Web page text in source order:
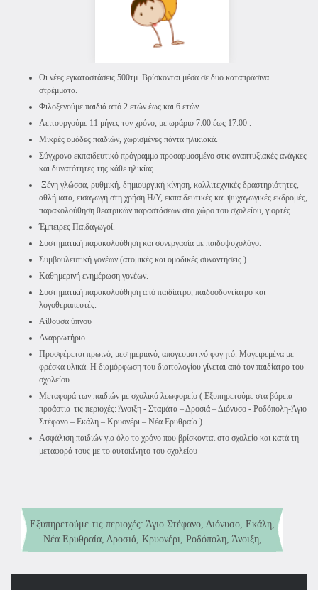
Οι νέες εγκαταστάσεις 500τμ. Βρίσκονται μέσα σε δυο καταπράσινα
στρέμματα.
Φιλοξενούμε παιδιά από 2 ετών έως και 6 ετών.
Λειτουργούμε 11 μήνες τον χρόνο, με ωράριο 7:00 έως 17:00 .
Μικρές ομάδες παιδιών, χωρισμένες πάντα ηλικιακά.
Σύγχρονο εκπαιδευτικό πρόγραμμα προσαρμοσμένο στις αναπτυξιακές ανάγκες
και δυνατότητες της κάθε ηλικίας
Ξένη γλώσσα, ρυθμική, δημιουργική κίνηση, καλλιτεχνικές δραστηριότητες,
αθλήματα, εισαγωγή στη χρήση Η/Υ, εκπαιδευτικές και ψυχαγωγικές εκδρομές,
παρακολούθηση θεατρικών παραστάσεων στο χώρο του σχολείου, γιορτές.
Έμπειρες Παιδαγωγοί.
Συστηματική παρακολούθηση και συνεργασία με παιδοψυχολόγο.
Συμβουλευτική γονέων (ατομικές και ομαδικές συναντήσεις )
Καθημερινή ενημέρωση γονέων.
Συστηματική παρακολούθηση από παιδίατρο, παιδοοδοντίατρο και
λογοθεραπευτές.
Αίθουσα ύπνου
Αναρρωτήριο
Προσφέρεται πρωινό, μεσημεριανό, απογευματινό φαγητό. Μαγειρεμένα με
φρέσκα υλικά. Η διαμόρφωση του διαιτολογίου γίνεται από τον παιδίατρο του
σχολείου.
Μεταφορά των παιδιών με σχολικό λεωφορείο ( Εξυπηρετούμε στα βόρεια
προάστια τις περιοχές: Άνοιξη - Σταμάτα – Δροσιά – Διόνυσο - Ροδόπολη-Άγιο
Στέφανο – Εκάλη – Κρυονέρι – Νέα Ερυθραία ).
Ασφάλιση παιδιών για όλο το χρόνο που βρίσκονται στο σχολείο και κατά τη
μεταφορά τους με το αυτοκίνητο του σχολείου
Εξυπηρετούμε τις περιοχές: Άγιο Στέφανο, Διόνυσο, Εκάλη,
Νέα Ερυθραία, Δροσιά, Κρυονέρι, Ροδόπολη, Άνοιξη,
Αφίδνες, Καπανδρίτι, Εύξεινο Πόντο, Κάτω Κηφισιά και
Παιδικός Σταθμός (παιδιά 2 έως 5 ετών)